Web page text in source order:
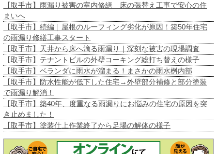
【取手市】雨漏り被害の室内修繕｜床の張替え工事で安心の住
まいへ
【取手市】続編｜屋根のルーフィング劣化が原因！築50年住宅
の雨漏り修繕工事スタート
【取手市】天井から床へ滴る雨漏り｜深刻な被害の現場調査
【取手市】テナントビルの外壁コーキング総打ち替えの様子
【取手市】ベランダに雨水が溜まる！まさかの雨水桝内部
【取手市】防水性能が低下した住宅→外壁部分補修と部分塗装
で雨漏り解消！
【取手市】築40年、度重なる雨漏りにお悩みの住宅の原因を突
き止めました！
【取手市】塗装仕上作業終了から足場の解体の様子